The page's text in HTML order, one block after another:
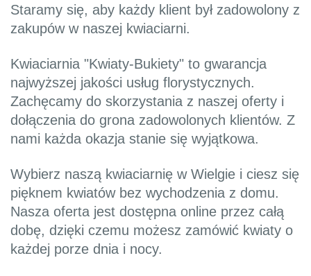
Staramy się, aby każdy klient był zadowolony z
zakupów w naszej kwiaciarni.
Kwiaciarnia "Kwiaty-Bukiety" to gwarancja
najwyższej jakości usług florystycznych.
Zachęcamy do skorzystania z naszej oferty i
dołączenia do grona zadowolonych klientów. Z
nami każda okazja stanie się wyjątkowa.
Wybierz naszą kwiaciarnię w Wielgie i ciesz się
pięknem kwiatów bez wychodzenia z domu.
Nasza oferta jest dostępna online przez całą
dobę, dzięki czemu możesz zamówić kwiaty o
każdej porze dnia i nocy.